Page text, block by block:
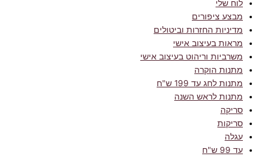
לוח שלי
מבצע ציפורים
מדיניות החזרות וביטולים
מראות בעיצוב אישי
משרביות וריהוט בעיצוב אישי
מתנות הוקרה
מתנות לחג עד 199 ש"ח
מתנות לראש השנה
סריקה
סריקות
עגלה
עד 99 ש"ח